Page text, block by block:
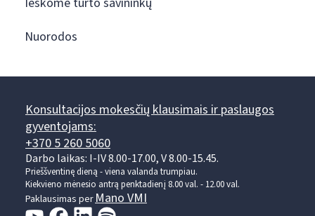
Nuorodos
Konsultacijos mokesčių klausimais ir paslaugos
gyventojams:
+370 5 260 5060
Darbo laikas: I-IV 8.00-17.00, V 8.00-15.45.
Prieššventinę dieną - viena valanda trumpiau.
Kiekvieno mėnesio antrą penktadienį 8.00 val. - 12.00 val.
Paklausimas per Mano VMI